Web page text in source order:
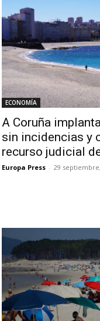
ECONOMÍA
A Coruña
sin incidencias y
recurso judicial
Europa Press - 29